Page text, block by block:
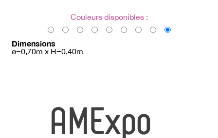
Couleurs disponibles :
Dimensions
ø=0,70m x H=0,40m